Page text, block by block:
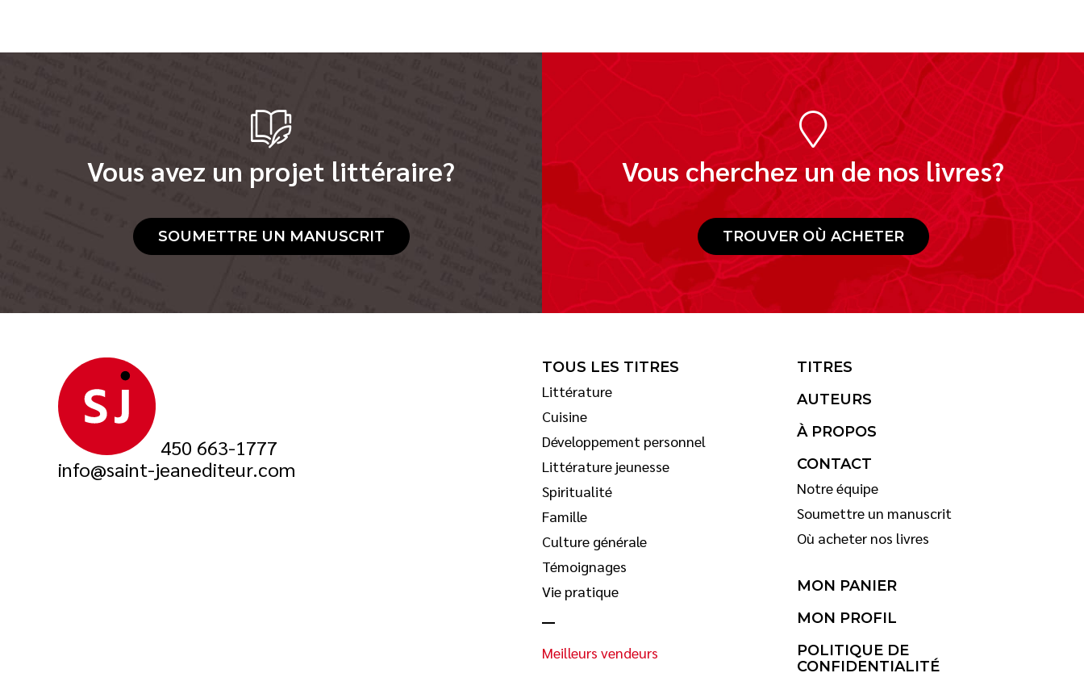
Vous avez un projet littéraire?
SOUMETTRE UN MANUSCRIT
Vous cherchez un de nos livres?
TROUVER OÙ ACHETER
450 663-1777
info@saint-jeanediteur.com
TOUS LES TITRES
Littérature
Cuisine
Développement personnel
Littérature jeunesse
Spiritualité
Famille
Culture générale
Témoignages
Vie pratique
Meilleurs vendeurs
TITRES
AUTEURS
À PROPOS
CONTACT
Notre équipe
Soumettre un manuscrit
Où acheter nos livres
MON PANIER
MON PROFIL
POLITIQUE DE
CONFIDENTIALITÉ